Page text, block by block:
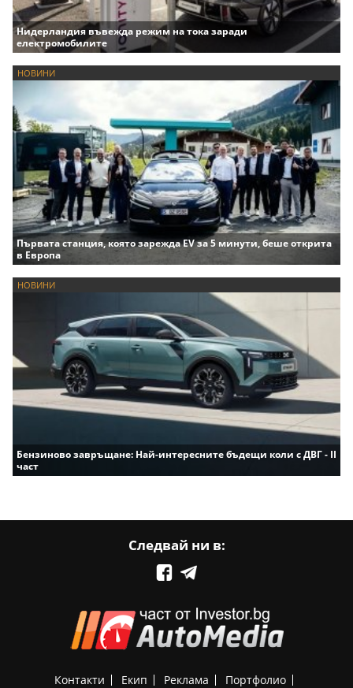
Нидерландия въвежда режим на тока заради
електромобилите
НОВИНИ
Първата станция, която зарежда EV за 5 минути, беше открита
в Европа
НОВИНИ
Бензиново завръщане: Най-интересните бъдещи коли с ДВГ - II
част
Следвай ни в:
Контакти Екип Реклама
Портфолио